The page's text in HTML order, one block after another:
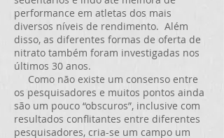
performance em atletas dos mais
diversos níveis de rendimento. Além
disso, as diferentes formas de oferta de
nitrato também foram investigadas nos
últimos 30 anos.
Como não existe um consenso entre
os pesquisadores e muitos pontos ainda
são um pouco “obscuros”, inclusive com
resultados conflitantes entre diferentes
pesquisadores, cria-se um campo um